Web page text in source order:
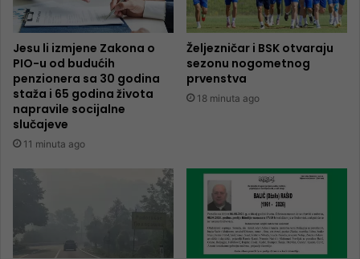
Jesu li izmjene Zakona o
PIO-u od budućih
penzionera sa 30 godina
staža i 65 godina života
napravile socijalne
slučajeve
11 minuta ago
Željezničar i BSK otvaraju
sezonu nogometnog
prvenstva
18 minuta ago